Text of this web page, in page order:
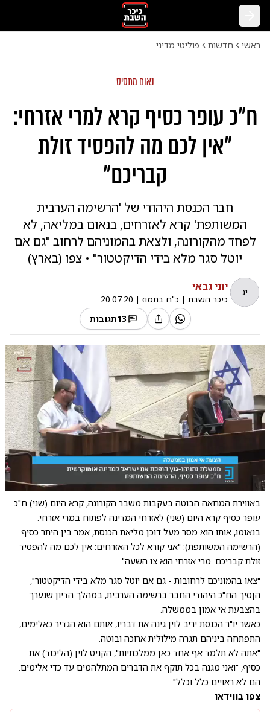
ראשי חדשות פוליטי מדיני
נאום מתסיס
ח"כ עופר כסיף קרא למרי אזרחי:
"אין לכם מה להפסיד זולת
קבריכם"
חבר הכנסת היהודי של 'הרשימה הערבית
המשותפת' קרא לאזרחים, בנאום במליאה, לא
לפחד מהקורונה, ולצאת בהמוניהם לרחוב "גם אם
יוטל סגר מלא בידי הדיקטטור" • צפו (בארץ)
יג יוני גבאי
כיכר השבת | כ"ח בתמוז |
20.07.20
13תגובות
2:15
באווירת המחאה הבוטה בעקבות משבר הקורונה, קרא היום (שני) ח"כ
עופר כסיף קרא היום (שני) לאזרחי המדינה לפתוח במרי אזרחי.
בנאומו, אותו הוא מסר מעל דוכן מליאת הכנסת, אמר בין היתר כסיף
(הרשימה המשותפת): "אני קורא לכל האזרחים: אין לכם מה להפסיד
זולת קבריכם. מרי אזרחי הוא צו השעה".
"צאו בהמוניכם לרחובות - גם אם יוטל סגר מלא בידי הדיקטטור",
הןסיך הח"כ היהודי החבר ברשימה הערבית, במהלך הדיון שנערך
בהצבעת אי אמון בממשלה.
כאשר יו"ר הכנסת יריב לוין גינה את דבריו, אותם הוא הגדיר כאלימים,
התפתחה ביניהם תגרה מילולית ארוכה ובוטה.
"אתה לא תלמד אף אחד כאן ממלכתיות", הקניט לוין (הליכוד) את
כסיף, "ואני מגנה בכל תוקף את הדברים המתלהמים עד כדי אלימים.
הם לא ראויים כלל וכלל".
צפו בווידאו